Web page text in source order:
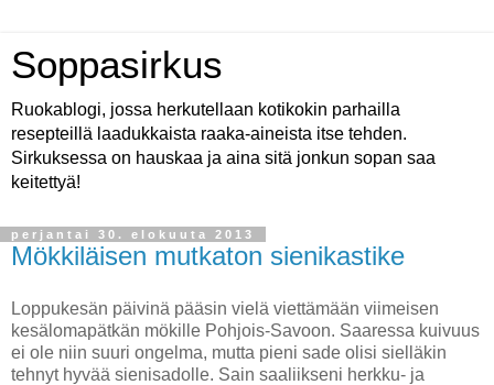
Soppasirkus
Ruokablogi, jossa herkutellaan kotikokin parhailla
resepteillä laadukkaista raaka-aineista itse tehden.
Sirkuksessa on hauskaa ja aina sitä jonkun sopan saa
keitettyä!
perjantai 30. elokuuta 2013
Mökkiläisen mutkaton sienikastike
Loppukesän päivinä pääsin vielä viettämään viimeisen
kesälomapätkän mökille Pohjois-Savoon. Saaressa kuivuus
ei ole niin suuri ongelma, mutta pieni sade olisi sielläkin
tehnyt hyvää sienisadolle. Sain saaliikseni herkku- ja